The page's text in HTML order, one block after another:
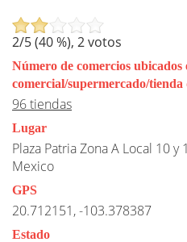
2/5 (40%), 2votos
Número de comercios ubicados
comercial/supermercado/
96 tiendas
Lugar
Plaza Patria Zona A Local 10 y
Mexico
GPS
20.712151, -103.378387
Estado